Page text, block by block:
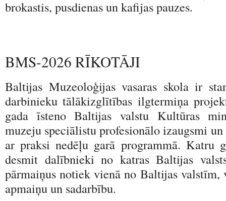
brokastis, pusdienas un kafijas pauzes.
BMS-2026 RĪKOTĀJI
Baltijas Muzeoloģijas vasaras skola ir
darbinieku tālākizglītības ilgtermiņa
gada īsteno Baltijas valstu Kultūras
muzeju speciālistu profesionālo izaugsmi
ar praksi nedēļu garā programmā. Katru
desmit dalībnieki no katras Baltijas
pārmaiņus notiek vienā no Baltijas valstīm,
apmaiņu un sadarbību.